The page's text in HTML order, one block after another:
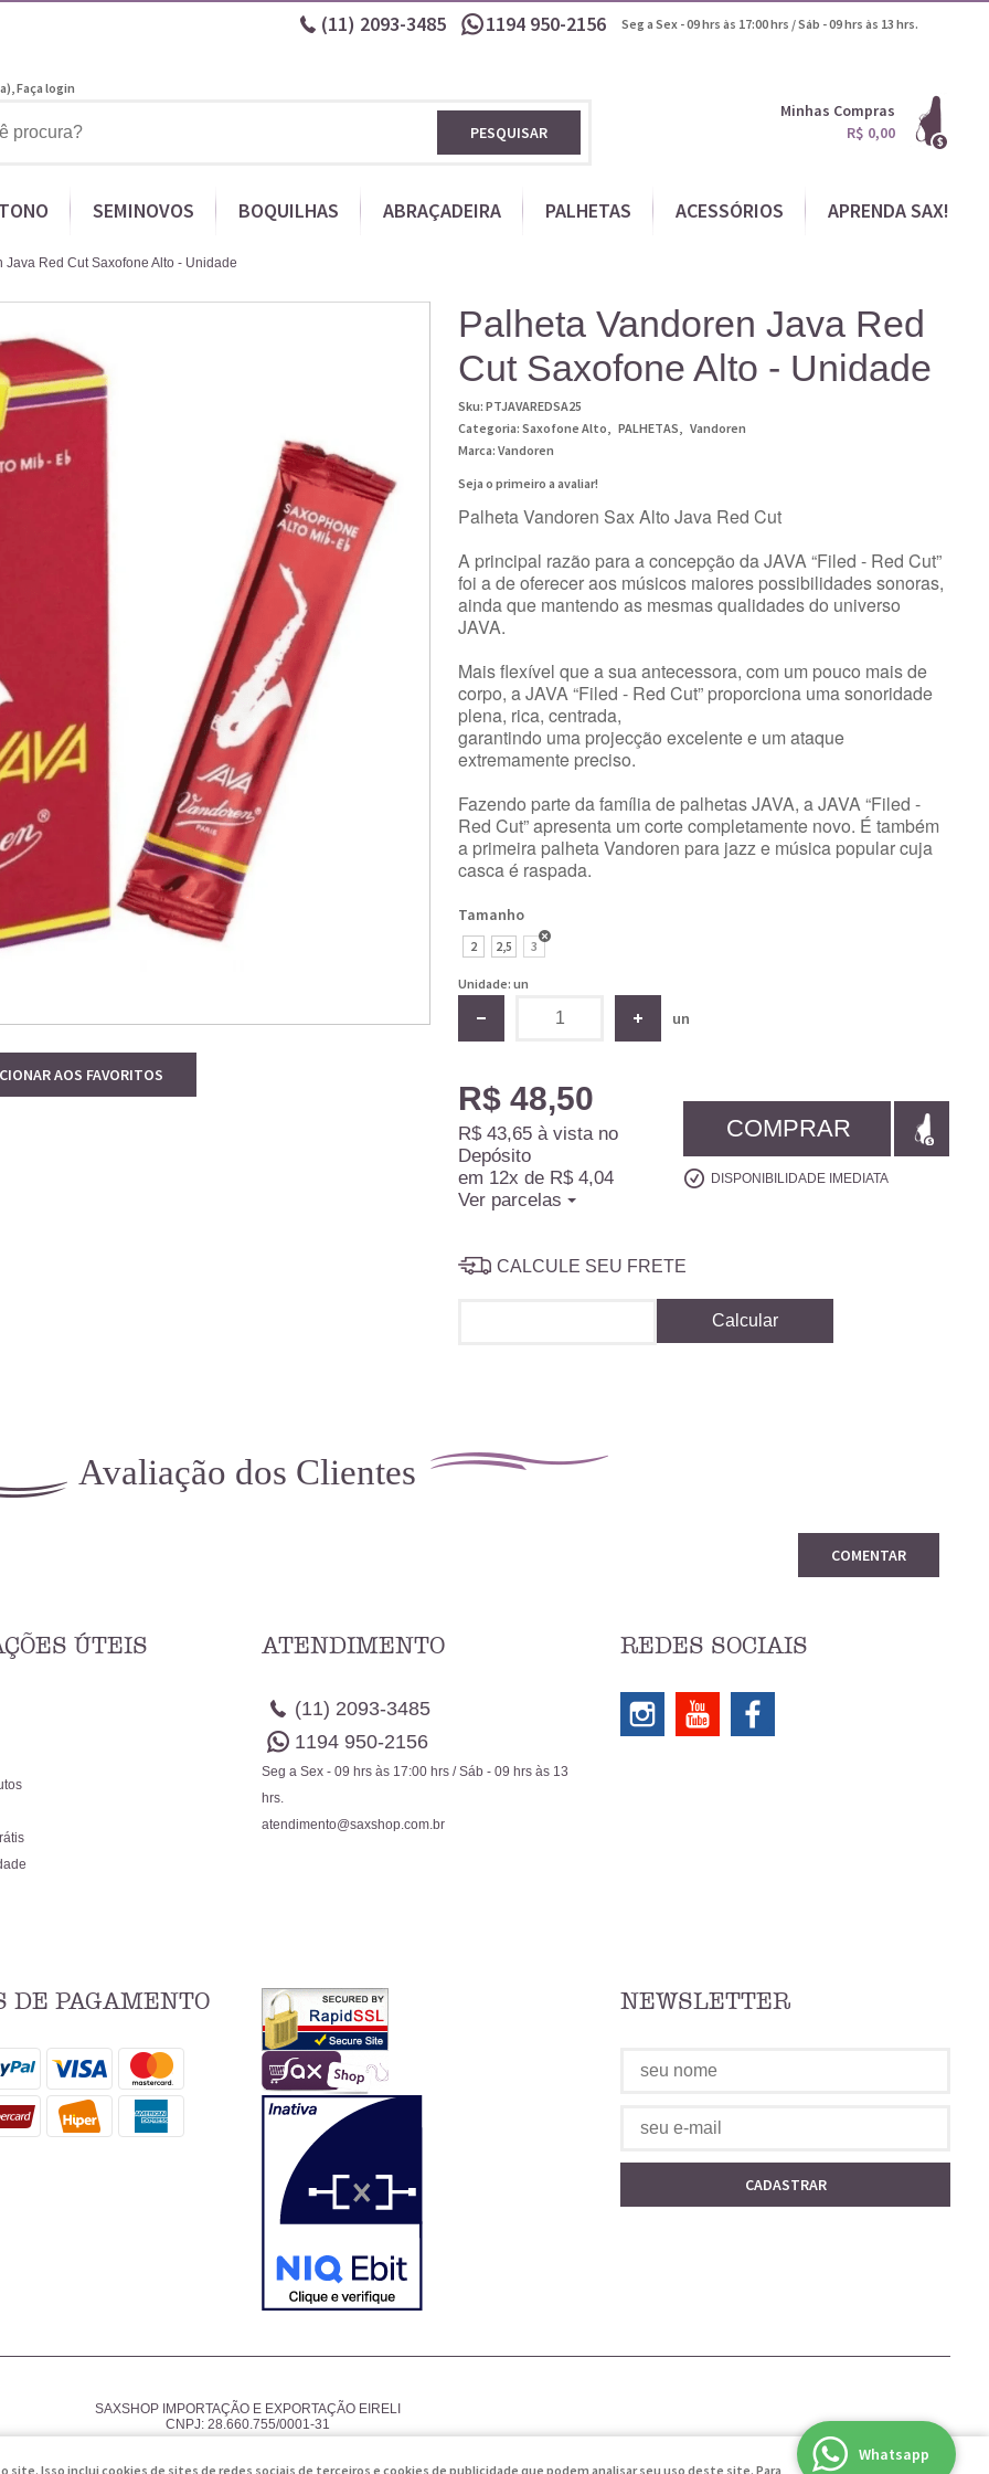
(11) 2093-3485 1194950-2156 Seg a Sex - 09 hrs às 17:00 hrs / Sáb - 09 hrs às 13 hrs.
Faça login
PESQUISAR
Minhas Compras
R$ 0,00
SEMINOVOS BOQUILHAS ABRAÇADEIRA PALHETAS ACESSÓRIOS APRENDA SAX!
Java Red Cut Saxofone Alto - Unidade
AOS FAVORITOS
Palheta Vandoren Java Red
Cut Saxofone Alto - Unidade
Sku:PTJAVAREDSA25
Categoria: Saxofone Alto PALHETAS
Vandoren
Marca:Vandoren
Seja o primeiro a avaliar!
Palheta Vandoren Sax Alto Java Red Cut
A principal razão para a concepção da JAVA “Filed - Red Cut”
foi a de oferecer aos músicos maiores possibilidades sonoras,
ainda que mantendo as mesmas qualidades do universo
JAVA.
Mais flexível que a sua antecessora, com um pouco mais de
corpo, a JAVA “Filed - Red Cut” proporciona uma sonoridade
plena, rica, centrada,
garantindo uma projecção excelente e um ataque
extremamente preciso.
Fazendo parte da família de palhetas JAVA, a JAVA “Filed -
Red Cut” apresenta um corte completamente novo. É também
a primeira palheta Vandoren para jazz e música popular cuja
casca é raspada.
Tamanho
2 2,5 3
Unidade: un
un
R$ 48,50
R$ 43,65 à vista no
Depósito
em 12x de R$ 4,04
Ver parcelas
COMPRAR
DISPONIBILIDADE IMEDIATA
CALCULE SEU FRETE
Calcular
Avaliação dos Clientes
COMENTAR
ÚTEIS ATENDIMENTO
(11) 2093-3485
1194 950-2156
Seg a Sex - 09 hrs às 17:00 hrs / Sáb - 09 hrs às 13
hrs.
atendimento@saxshop.com.br
REDES SOCIAIS
DE PAGAMENTO NEWSLETTER
CADASTRAR
SAXSHOP IMPORTAÇÃO E EXPORTAÇÃO EIRELI
CNPJ: 28.660.755/0001-31
LOJA VIRTUAL CRIADA POR
Isso inclui cookies de sites de redes sociais de terceiros e cookies de publicidade que podem analisar seu uso deste site. Para
Whatsapp